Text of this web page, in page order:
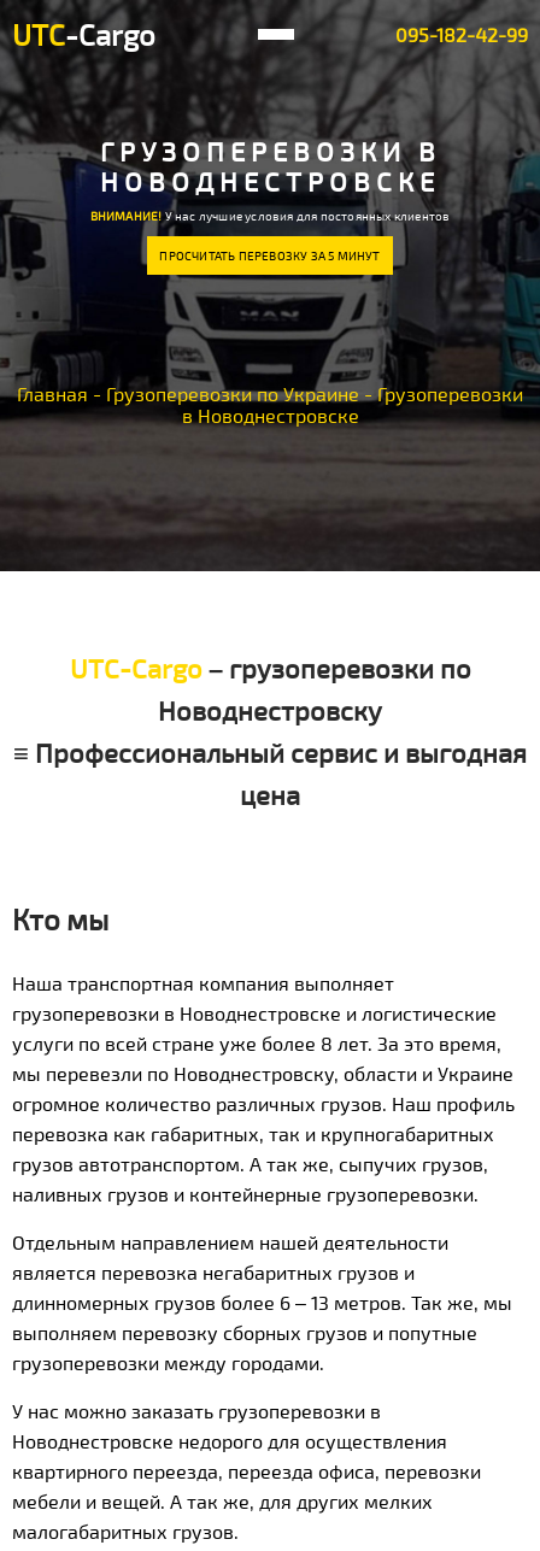
UTC-Cargo 095-182-42-99
ГРУЗОПЕРЕВОЗКИ В
НОВОДНЕСТРОВСКЕ
ВНИМАНИЕ!У нас лучшие условия для постоянных клиентов
ПРОСЧИТАТЬ ПЕРЕВОЗКУ ЗА 5 МИНУТ
Главная - Грузоперевозки по Украине -Грузоперевозки
в Новоднестровске
UTC-Cargo– грузоперевозки по
Новоднестровску
≡ Профессиональный сервис и выгодная
цена
Кто мы
Наша транспортная компания выполняет
грузоперевозки в Новоднестровске и логистические
услуги по всей стране уже более 8 лет. За это время,
мы перевезли по Новоднестровску, области и Украине
огромное количество различных грузов. Наш профиль
перевозка как габаритных, так и крупногабаритных
грузов автотранспортом. А так же, сыпучих грузов,
наливных грузов и контейнерные грузоперевозки.
Отдельным направлением нашей деятельности
является перевозка негабаритных грузов и
длинномерных грузов более 6 – 13 метров. Так же, мы
выполняем перевозку сборных грузов и попутные
грузоперевозки между городами.
У нас можно заказать грузоперевозки в
Новоднестровске недорого для осуществления
квартирного переезда, переезда офиса, перевозки
мебели и вещей. А так же, для других мелких
малогабаритных грузов.